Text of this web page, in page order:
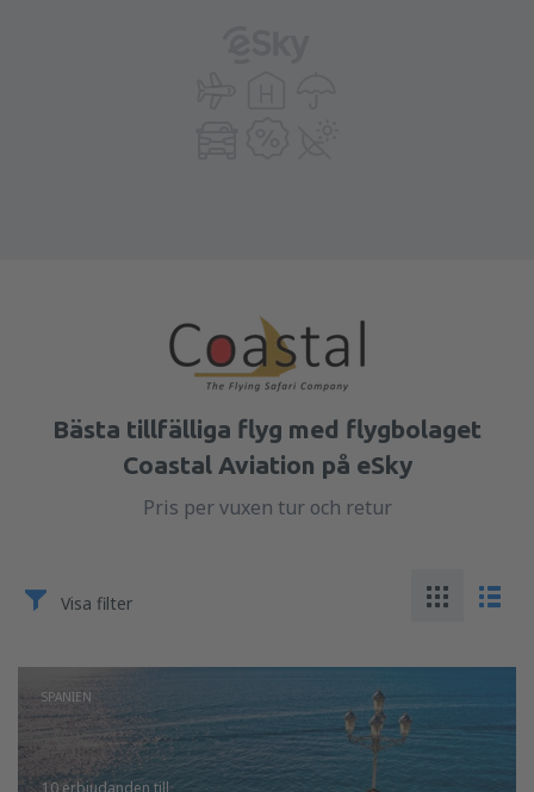
Bästa tillfälliga flyg med flygbolaget
Coastal Aviation på eSky
Pris per vuxen tur och retur
Visa filter
SPANIEN
10 erbjudanden till